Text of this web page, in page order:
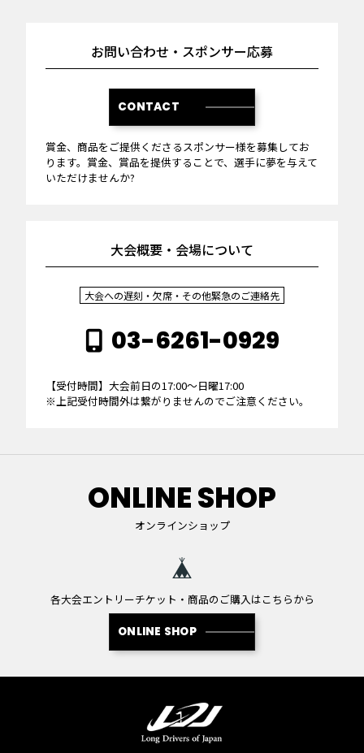
お問い合わせ・スポンサー応募
CONTACT
賞金、商品をご提供くださるスポンサー様を募集してお
ります。賞金、賞品を提供することで、選手に夢を与えて
いただけませんか?
大会概要・会場について
大会への遅刻・欠席・その他緊急のご連絡先
03-6261-0929
【受付時間】大会前日の17:00～日曜17:00
※上記受付時間外は繋がりませんのでご注意ください。
ONLINE SHOP
オンラインショップ
各大会エントリーチケット・商品のご購入はこちらから
ONLINE SHOP